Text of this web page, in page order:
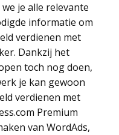
je alle relevante
informatie om
verdienen met
Dankzij het
toch nog doen,
je kan gewoon
verdienen met
Premium
van WordAds,